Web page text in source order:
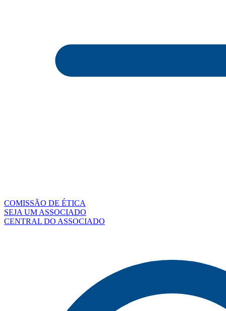
COMISSÃO DE ÉTICA
SEJA UM ASSOCIADO
CENTRAL DO ASSOCIADO